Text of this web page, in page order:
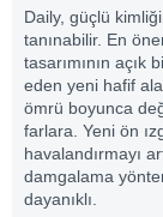
Daily, güçlü
tanınabilir. En
tasarımının açık
eden yeni hafif
ömrü boyunca
farlara. Yeni ön
havalandırmayı
damgalama
dayanıklı.